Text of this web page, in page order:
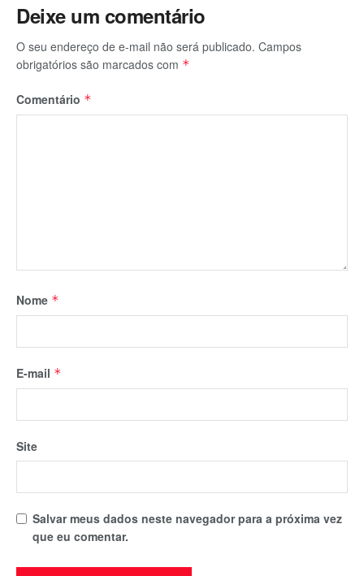
Deixe um comentário
O seu endereço de e-mail não será publicado. Campos
obrigatórios são marcados com *
Comentário *
Nome *
E-mail *
Site
Salvar meus dados neste navegador para a próxima vez
que eu comentar.